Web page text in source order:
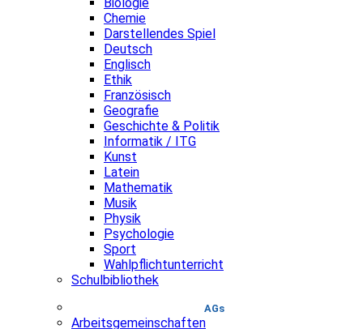
Chemie
Darstellendes Spiel
Deutsch
Englisch
Ethik
Französisch
Geografie
Geschichte & Politik
Informatik / ITG
Kunst
Latein
Mathematik
Musik
Physik
Psychologie
Sport
Wahlpflichtunterricht
Schulbibliothek
AGs
Arbeitsgemeinschaften